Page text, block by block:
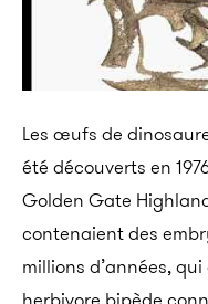
Les œufs de
été découverts en
Golden Gate
contenaient des
millions d’années,